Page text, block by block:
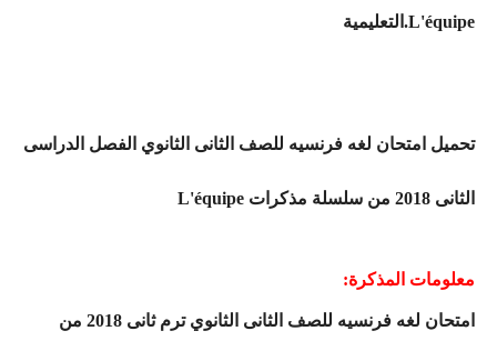
التعليمية.L'équipe
تحميل امتحان لغه فرنسيه للصف الثانى الثانوي الفصل الدراسى
الثانى 2018 من سلسلة مذكرات L'équipe
معلومات المذكرة:
امتحان لغه فرنسيه للصف الثانى الثانوي ترم ثانى 2018 من